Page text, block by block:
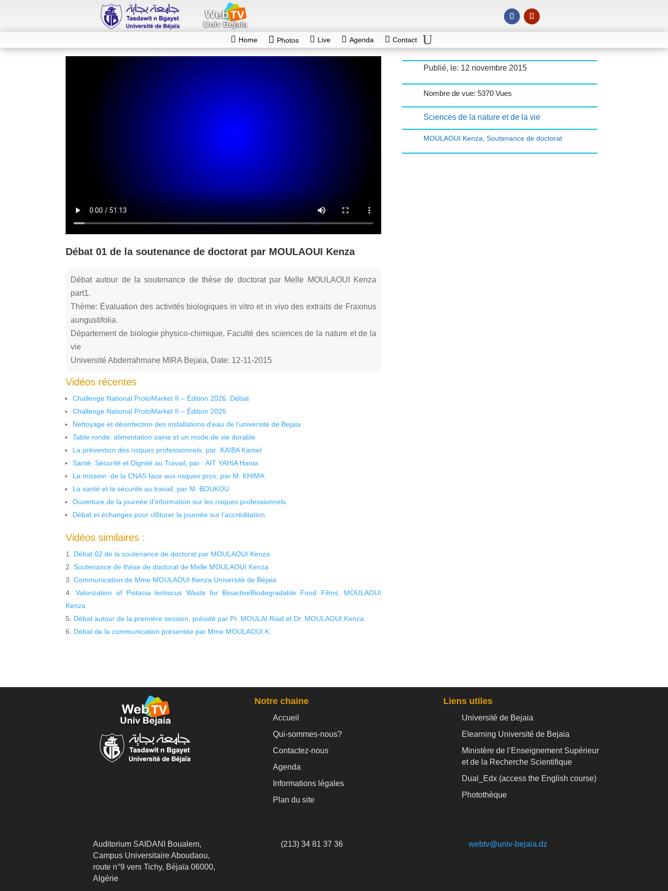
Home Photos Live Agenda Contact
Débat 01 de la soutenance de doctorat par MOULAOUI Kenza
Débat autour de la soutenance de thèse de doctorat par Melle MOULAOUI Kenza
part1.
Thème: Évaluation des activités biologiques in vitro et in vivo des extraits de Fraxinus
aungustifolia.
Département de biologie physico-chimique, Faculté des sciences de la nature et de la
vie
Université Abderrahmane MIRA Bejaia, Date: 12-11-2015
Vidéos récentes
Challenge National ProtoMarket II – Édition 2026. Débat
Challenge National ProtoMarket II – Édition 2026
Nettoyage et désinfection des installations d’eau de l’université de Bejaia
Table ronde: alimentation saine et un mode de vie durable
La prévention des risques professionnels, par: KAIBA Kamel
Santé, Sécurité et Dignité au Travail, par : AIT YAHIA Hania
La mission de la CNAS face aux risques pros, par M. KHIMA
La santé et la sécurité au travail, par M. BOUKOU
Ouverture de la journée d’information sur les risques professionnels
Débat et échanges pour clôturer la journée sur l’accréditation
Vidéos similaires :
Débat 02 de la soutenance de doctorat par MOULAOUI Kenza
Soutenance de thèse de doctorat de Melle MOULAOUI Kenza
Communication de Mme MOULAOUI Kenza Université de Béjaia
Valorization of Pistacia lentiscus Waste for BioactiveBiodegradable Food Films, MOULAOUI
Kenza
Débat autour de la première session, présidé par Pr. MOULAI Riad et Dr. MOULAOUI Kenza.
Débat de la communication présentée par Mme MOULAOUI K.
Publié, le: 12 novembre 2015
Nombre de vue: 5370 Vues
Sciences de la nature et de la vie
MOULAOUI Kenza, Soutenance de doctorat
Notre chaine
Accueil
Qui-sommes-nous?
Contactez-nous
Agenda
Informations légales
Plan du site
Liens utiles
Université de Bejaia
Elearning Université de Bejaia
Ministère de l’Enseignement Supérieur
et de la Recherche Scientifique
Dual_Edx (access the English course)
Photothèque
Auditorium SAIDANI Boualem,
Campus Universitaire Aboudaou,
route n°9 vers Tichy, Béjaïa 06000,
Algérie
(213) 34 81 37 36 webtv@univ-bejaia.dz